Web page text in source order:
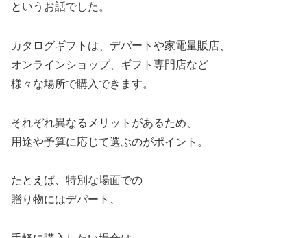
というお話でした。
カタログギフトは、デパートや家電量販店、
オンラインショップ、ギフト専門店など
様々な場所で購入できます。
それぞれ異なるメリットがあるため、
用途や予算に応じて選ぶのがポイント。
たとえば、特別な場面での
贈り物にはデパート、